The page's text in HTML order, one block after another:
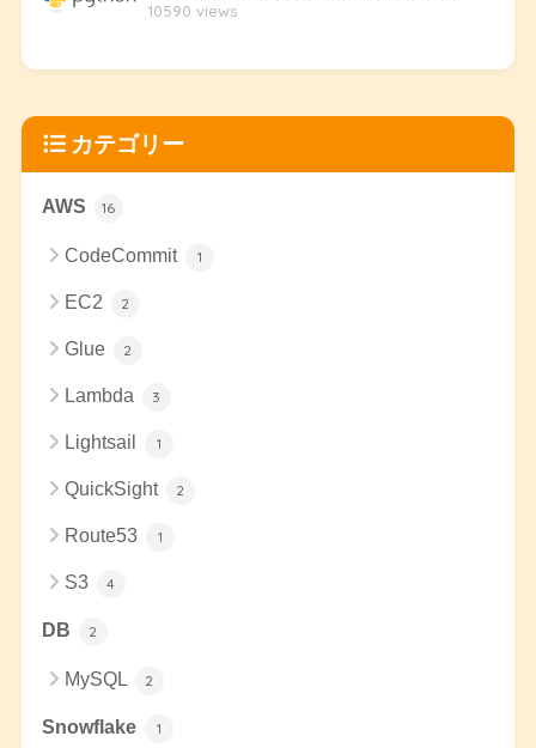
10590 views
カテゴリー
AWS 16
CodeCommit 1
EC2 2
Glue 2
Lambda 3
Lightsail 1
QuickSight 2
Route53 1
S3 4
DB 2
MySQL 2
Snowflake 1